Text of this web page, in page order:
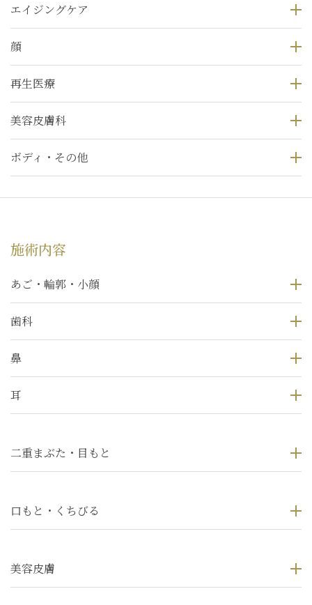
エイジングケア
顔
再生医療
美容皮膚科
ボディ・その他
施術内容
あご・輪郭・小顔
歯科
鼻
耳
二重まぶた・目もと
口もと・くちびる
美容皮膚